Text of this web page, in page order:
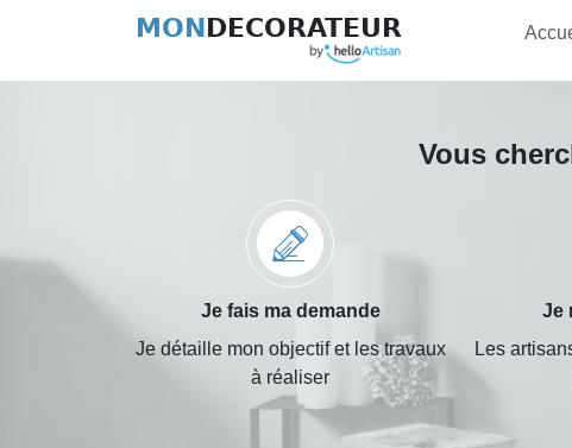
MONDECORATEUR
Vous
Je fais ma demande
Je détaille mon objectif et les travaux
à réaliser
Je
Les